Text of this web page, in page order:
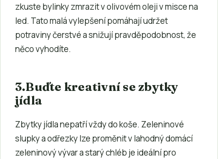
zkuste bylinky zmrazit v olivovém oleji v misce na
led. Tato malá vylepšení pomáhají udržet
potraviny čerstvé a snižují pravděpodobnost, že
něco vyhodíte.
3.Buďte kreativní se zbytky
jídla
Zbytky jídla nepatří vždy do koše. Zeleninové
slupky a odřezky lze proměnit v lahodný domácí
zeleninový vývar a starý chléb je ideální pro